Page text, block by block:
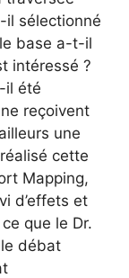
il sélectionné
base a-t-il
intéressé ?
il été
reçoivent
une
cette
Mapping,
d’effets et
que le Dr.
débat